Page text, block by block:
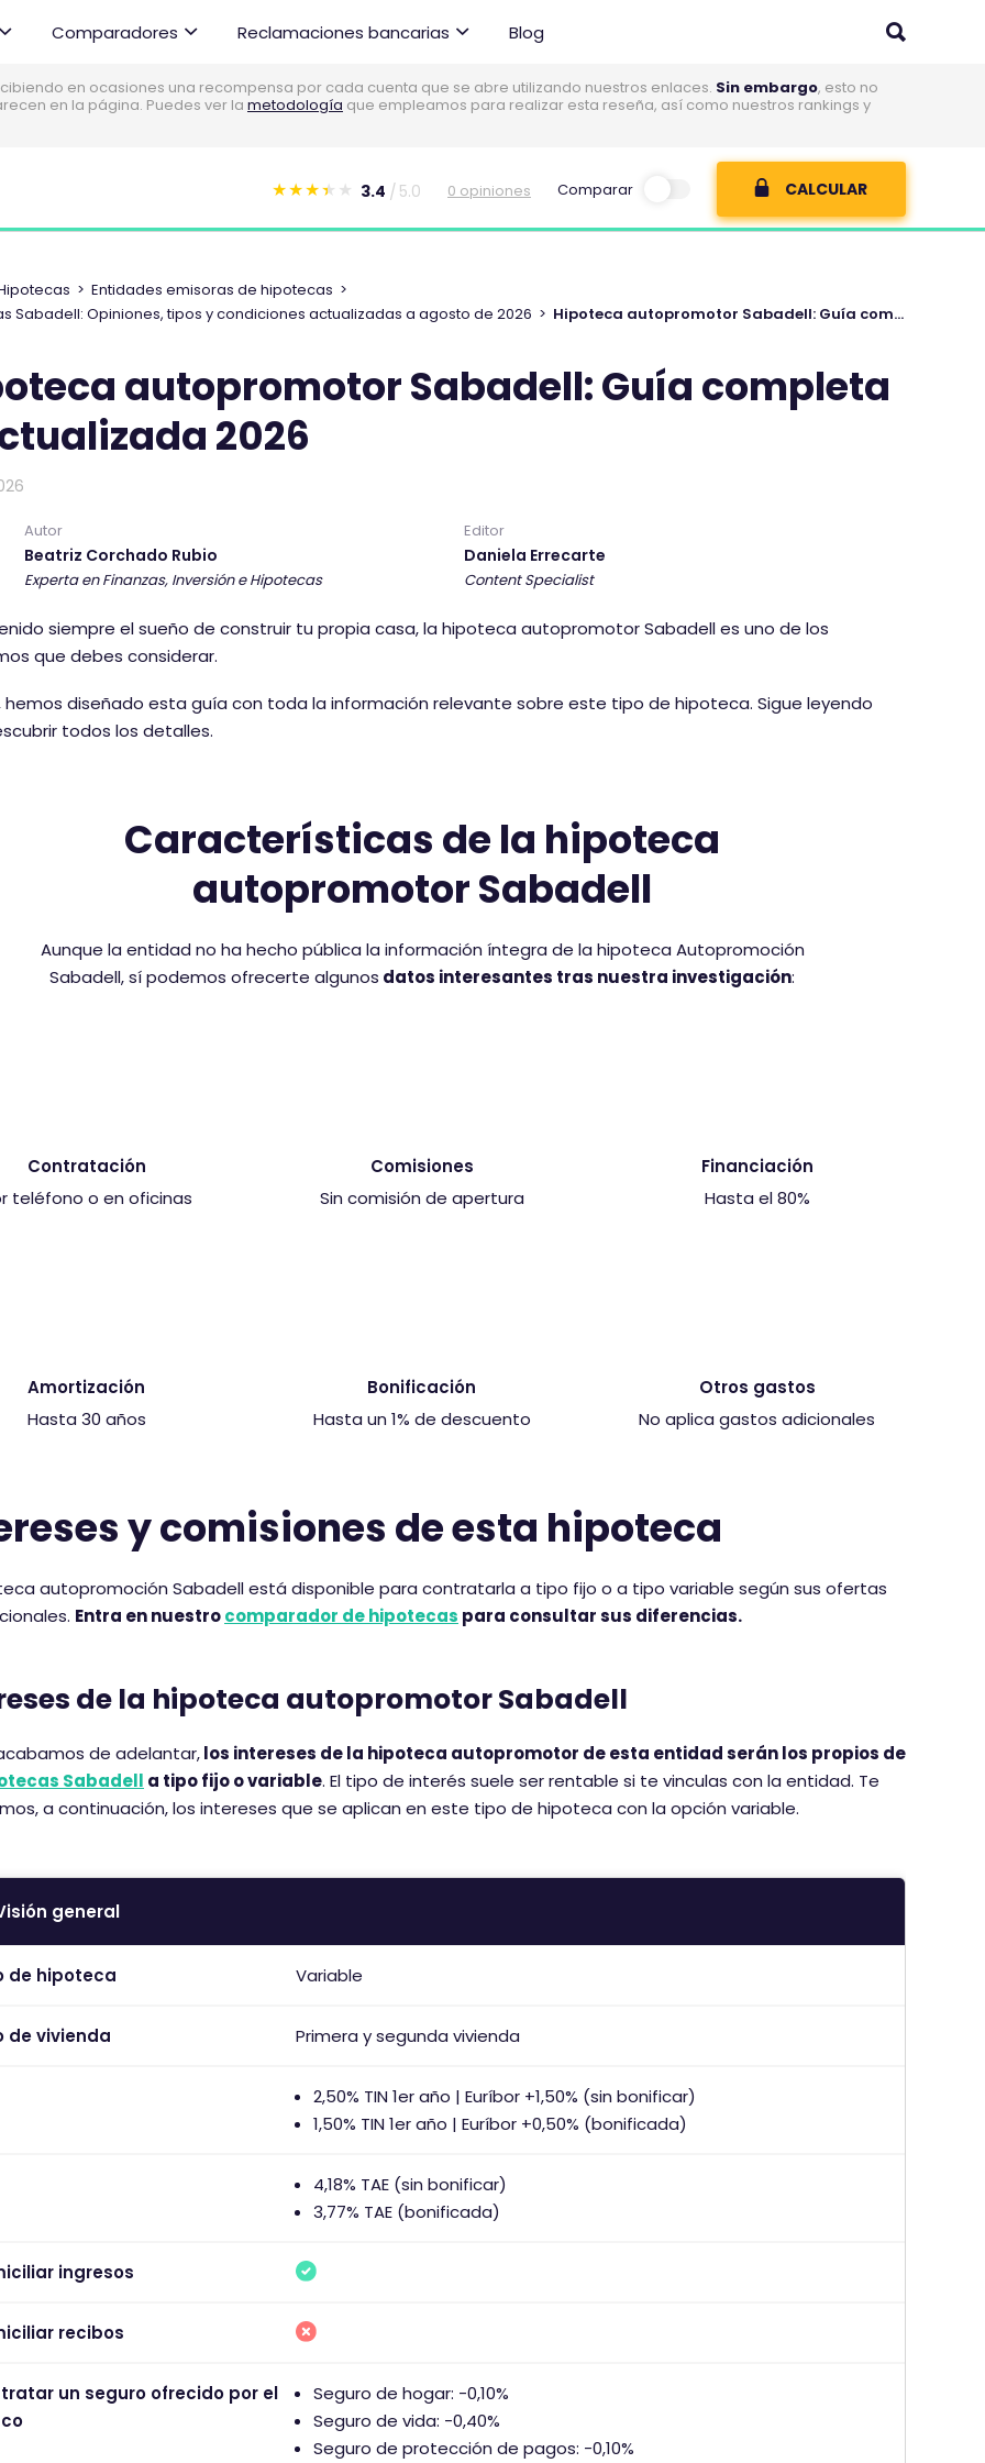
Comparadores Reclamaciones bancarias Blog
en ocasiones una recompensa por cada cuenta que se abre utilizando nuestros enlaces. Sin embargo, esto no
en la página. Puedes ver la metodología que empleamos para realizar esta reseña, así como nuestros rankings y
E
s
e
c
e
n
t
t
e
u
t
a
c
3.4 5.0 0 opiniones Comparar CALCULAR
> Entidades emisoras de hipotecas >
Sabadell: Opiniones, tipos y condiciones actualizadas a agosto de 2026 > Hipoteca autopromotor Sabadell: Guía completa y actualizada 2026
autopromotor Sabadell: Guía completa
2026
Autor
Beatriz Corchado Rubio
Experta en Finanzas, Inversión e Hipotecas
Editor
Daniela Errecarte
Content Specialist
siempre el sueño de construir tu propia casa, la hipoteca autopromotor Sabadell es uno de los
que debes considerar.
hemos diseñado esta guía con toda la información relevante sobre este tipo de hipoteca. Sigue leyendo
todos los detalles.
Características de la hipoteca
autopromotor Sabadell
Aunque la entidad no ha hecho pública la información íntegra de la hipoteca Autopromoción
Sabadell, sí podemos ofrecerte algunos datos interesantes tras nuestra investigación:
Contratación
teléfono o en oficinas
Comisiones
Sin comisión de apertura
Financiación
Hasta el 80%
Amortización
Hasta 30 años
Bonificación
Hasta un 1% de descuento
Otros gastos
No aplica gastos adicionales
y comisiones de esta hipoteca
autopromoción Sabadell está disponible para contratarla a tipo fijo o a tipo variable según sus ofertas
Entra en nuestrocomparador de hipotecas para consultar sus diferencias.
de la hipoteca autopromotor Sabadell
de adelantar,los intereses de la hipoteca autopromotor de esta entidad serán los propios de
Sabadell a tipo fijo o variable. El tipo de interés suele ser rentable si te vinculas con la entidad. Te
a continuación, los intereses que se aplican en este tipo de hipoteca con la opción variable.
general
de hipoteca Variable
de vivienda Primera y segunda vivienda
2,50% TIN 1er año | Euríbor +1,50% (sin bonificar)
1,50% TIN 1er año | Euríbor +0,50% (bonificada)
4,18% TAE (sin bonificar)
3,77% TAE (bonificada)
ingresos
recibos
un seguro ofrecido por el
Seguro de hogar: -0,10%
Seguro de vida: -0,40%
Seguro de protección de pagos: -0,10%